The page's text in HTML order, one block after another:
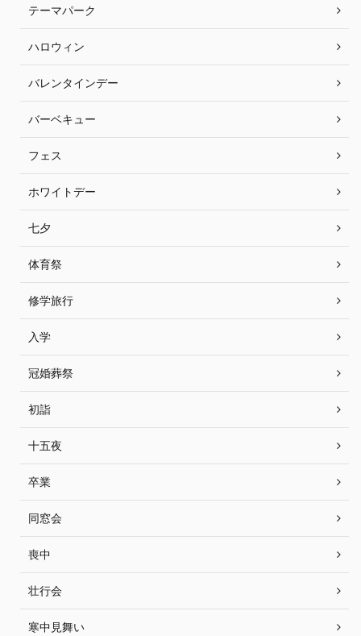
テーマパーク
ハロウィン
バレンタインデー
バーベキュー
フェス
ホワイトデー
七夕
体育祭
修学旅行
入学
冠婚葬祭
初詣
十五夜
卒業
同窓会
喪中
壮行会
寒中見舞い